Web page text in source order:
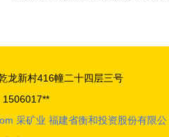
龙新村416幢二十四层三号
1506017**
采矿业 福建省衡和投资股份有限公